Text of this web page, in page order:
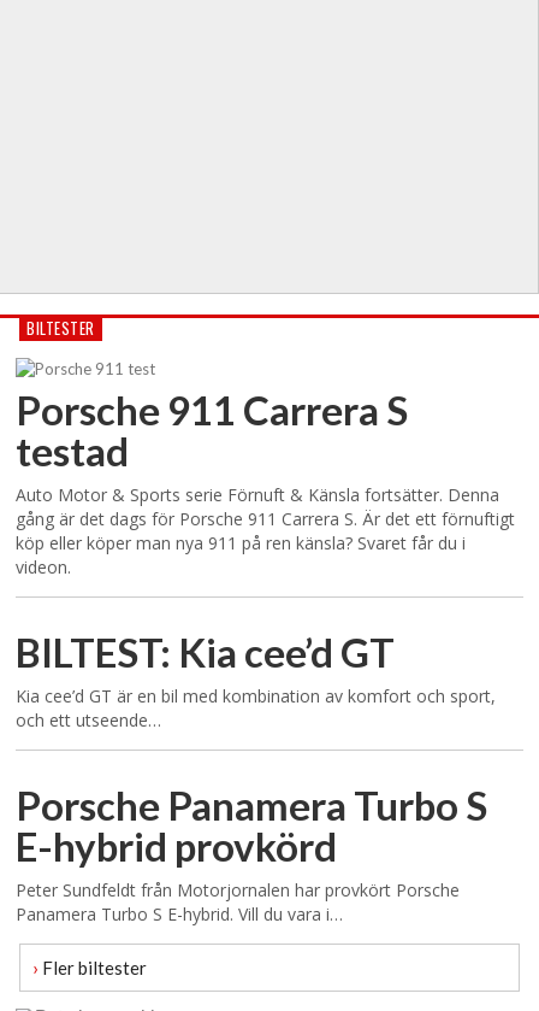
BILTESTER
Porsche 911 Carrera S
testad
Auto Motor & Sports serie Förnuft & Känsla fortsätter. Denna
gång är det dags för Porsche 911 Carrera S. Är det ett förnuftigt
köp eller köper man nya 911 på ren känsla? Svaret får du i
videon.
BILTEST: Kia cee’d GT
Kia cee’d GT är en bil med kombination av komfort och sport,
och ett utseende…
Porsche Panamera Turbo S
E-hybrid provkörd
Peter Sundfeldt från Motorjornalen har provkört Porsche
Panamera Turbo S E-hybrid. Vill du vara i…
› Fler biltester